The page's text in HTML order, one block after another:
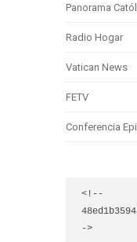
Panorama
Radio Hogar
Vatican News
FETV
Conferencia
<!--
->